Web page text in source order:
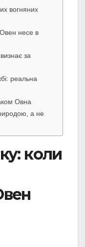
вогняних
несе в
за
реальна
Овна
а не
коли